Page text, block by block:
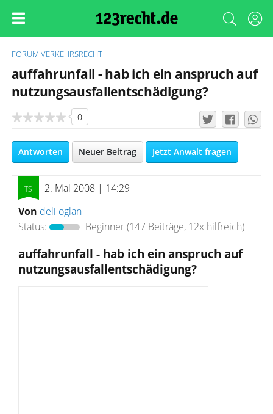
FORUM VERKEHRSRECHT
auffahrunfall - hab ich ein anspruch auf
nutzungsausfallentschädigung?
0
Antworten Neuer Beitrag Jetzt Anwalt fragen
2. Mai 2008 | 14:29
Von deli oglan
Status:
Beginner(147 Beiträge, 12x hilfreich)
auffahrunfall - hab ich ein anspruch auf
nutzungsausfallentschädigung?